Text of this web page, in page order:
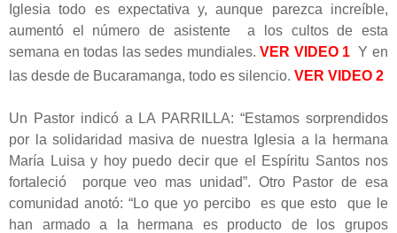
Iglesia todo es expectativa y, aunque parezca increíble,
aumentó el número de asistente a los cultos de esta
semana en todas las sedes mundiales.VER VIDEO 1 Y en
las desde de Bucaramanga, todo es silencio. VER VIDEO 2
Un Pastor indicó a LA PARRILLA: “Estamos sorprendidos
por la solidaridad masiva de nuestra Iglesia a la hermana
María Luisa y hoy puedo decir que el Espíritu Santos nos
fortaleció porque veo mas unidad”. Otro Pastor de esa
comunidad anotó: “Lo que yo percibo es que esto que le
han armado a la hermana es producto de los grupos